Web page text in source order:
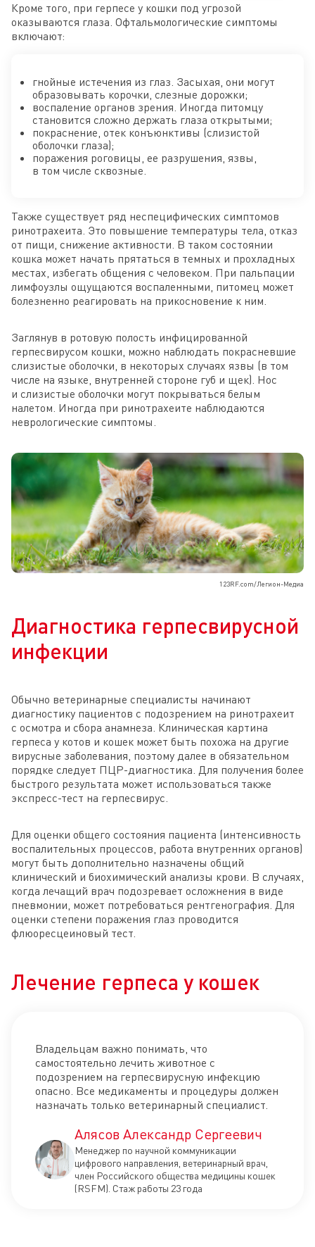
Кроме того, при герпесе у кошки под угрозой
оказываются глаза. Офтальмологические симптомы
включают:
гнойные истечения из глаз. Засыхая, они могут
образовывать корочки, слезные дорожки;
воспаление органов зрения. Иногда питомцу
становится сложно держать глаза открытыми;
покраснение, отек конъюнктивы (слизистой
оболочки глаза);
поражения роговицы, ее разрушения, язвы,
в том числе сквозные.
Также существует ряд неспецифических симптомов
ринотрахеита. Это повышение температуры тела, отказ
от пищи, снижение активности. В таком состоянии
кошка может начать прятаться в темных и прохладных
местах, избегать общения с человеком. При пальпации
лимфоузлы ощущаются воспаленными, питомец может
болезненно реагировать на прикосновение к ним.
Заглянув в ротовую полость инфицированной
герпесвирусом кошки, можно наблюдать покрасневшие
слизистые оболочки, в некоторых случаях язвы (в том
числе на языке, внутренней стороне губ и щек). Нос
и слизистые оболочки могут покрываться белым
налетом. Иногда при ринотрахеите наблюдаются
неврологические симптомы.
123RF.com/Легион-Медиа
Диагностика герпесвирусной
инфекции
Обычно ветеринарные специалисты начинают
диагностику пациентов с подозрением на ринотрахеит
с осмотра и сбора анамнеза. Клиническая картина
герпеса у котов и кошек может быть похожа на другие
вирусные заболевания, поэтому далее в обязательном
порядке следует ПЦР-диагностика. Для получения более
быстрого результата может использоваться также
экспресс-тест на герпесвирус.
Для оценки общего состояния пациента (интенсивность
воспалительных процессов, работа внутренних органов)
могут быть дополнительно назначены общий
клинический и биохимический анализы крови. В случаях,
когда лечащий врач подозревает осложнения в виде
пневмонии, может потребоваться рентгенография. Для
оценки степени поражения глаз проводится
флюоресцеиновый тест.
Лечение герпеса у кошек
Владельцам важно понимать, что
самостоятельно лечить животное с
подозрением на герпесвирусную инфекцию
опасно. Все медикаменты и процедуры должен
назначать только ветеринарный специалист.
Алясов Александр Сергеевич
Менеджер по научной коммуникации
цифрового направления, ветеринарный врач,
член Российского общества медицины кошек
(RSFM). Стаж работы 23 года